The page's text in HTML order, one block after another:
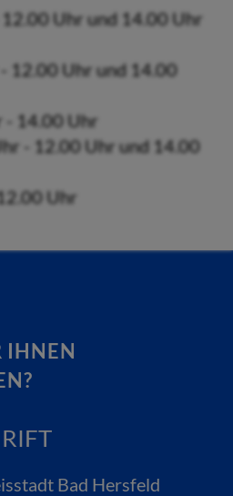
Uhr und 14.00 Uhr
12.00 Uhr und 14.00
14.00 Uhr
- 12.00 Uhr und 14.00
Uhr
IHNEN
Bad Hersfeld